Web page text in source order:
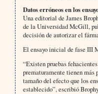
Datos erróneos en los
Una editorial de James
de la Universidad McGill,
decisión de autorizar el
El ensayo inicial de fase III
“Existen pruebas
prematuramente tienen más
tamaño del efecto que los
establecido”, escribió